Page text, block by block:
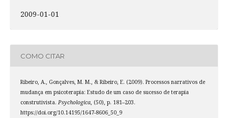
2009-01-01
COMO CITAR
Ribeiro, A., Gonçalves, M. M., & Ribeiro, E. (2009). Processos narrativos de
mudança em psicoterapia: Estudo de um caso de sucesso de terapia
construtivista. Psychologica, (50), p. 181–203.
https://doi.org/10.14195/1647-8606_50_9